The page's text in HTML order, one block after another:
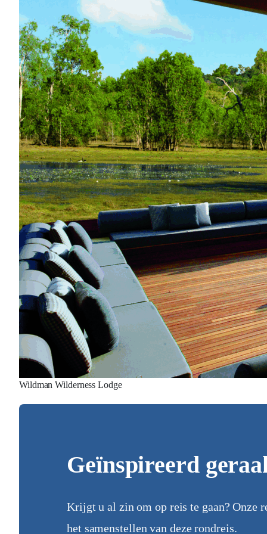
Wildman Wilderness Lodge
Geïnspireerd
Krijgt u al zin om op reis te gaan? Onze
het samenstellen van deze rondreis.